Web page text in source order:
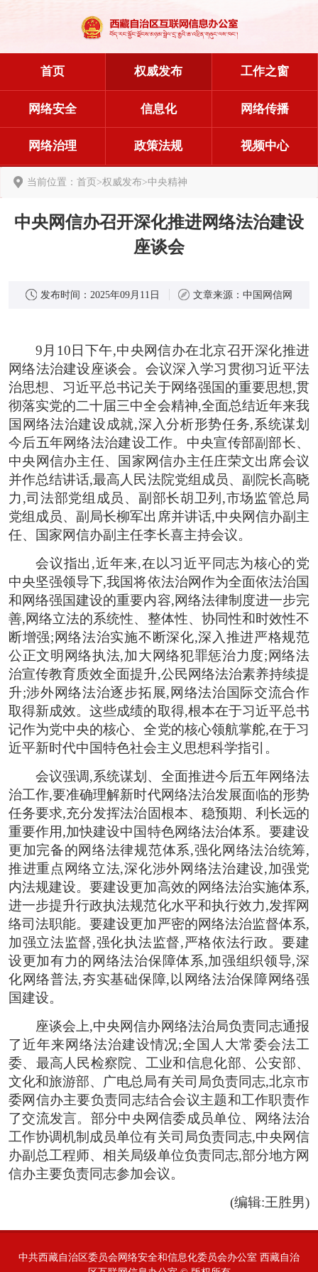
首页 权威发布 工作之窗
网络安全 信息化 网络传播
网络治理 政策法规 视频中心
当前位置： 首页>权威发布>中央精神
中央网信办召开深化推进网络法治建设
座谈会
发布时间： 2025年09月11日 文章来源： 中国网信网
9月10日下午,中央网信办在北京召开深化推进
网络法治建设座谈会。会议深入学习贯彻习近平法
治思想、习近平总书记关于网络强国的重要思想,贯
彻落实党的二十届三中全会精神,全面总结近年来我
国网络法治建设成就,深入分析形势任务,系统谋划
今后五年网络法治建设工作。中央宣传部副部长、
中央网信办主任、国家网信办主任庄荣文出席会议
并作总结讲话,最高人民法院党组成员、副院长高晓
力,司法部党组成员、副部长胡卫列,市场监管总局
党组成员、副局长柳军出席并讲话,中央网信办副主
任、国家网信办副主任李长喜主持会议。
会议指出,近年来,在以习近平同志为核心的党
中央坚强领导下,我国将依法治网作为全面依法治国
和网络强国建设的重要内容,网络法律制度进一步完
善,网络立法的系统性、整体性、协同性和时效性不
断增强;网络法治实施不断深化,深入推进严格规范
公正文明网络执法,加大网络犯罪惩治力度;网络法
治宣传教育质效全面提升,公民网络法治素养持续提
升;涉外网络法治逐步拓展,网络法治国际交流合作
取得新成效。这些成绩的取得,根本在于习近平总书
记作为党中央的核心、全党的核心领航掌舵,在于习
近平新时代中国特色社会主义思想科学指引。
会议强调,系统谋划、全面推进今后五年网络法
治工作,要准确理解新时代网络法治发展面临的形势
任务要求,充分发挥法治固根本、稳预期、利长远的
重要作用,加快建设中国特色网络法治体系。要建设
更加完备的网络法律规范体系,强化网络法治统筹,
推进重点网络立法,深化涉外网络法治建设,加强党
内法规建设。要建设更加高效的网络法治实施体系,
进一步提升行政执法规范化水平和执行效力,发挥网
络司法职能。要建设更加严密的网络法治监督体系,
加强立法监督,强化执法监督,严格依法行政。要建
设更加有力的网络法治保障体系,加强组织领导,深
化网络普法,夯实基础保障,以网络法治保障网络强
国建设。
座谈会上,中央网信办网络法治局负责同志通报
了近年来网络法治建设情况;全国人大常委会法工
委、最高人民检察院、工业和信息化部、公安部、
文化和旅游部、广电总局有关司局负责同志,北京市
委网信办主要负责同志结合会议主题和工作职责作
了交流发言。部分中央网信委成员单位、网络法治
工作协调机制成员单位有关司局负责同志,中央网信
办副总工程师、相关局级单位负责同志,部分地方网
信办主要负责同志参加会议。
(编辑:王胜男)
中共西藏自治区委员会网络安全和信息化委员会办公室 西藏自治